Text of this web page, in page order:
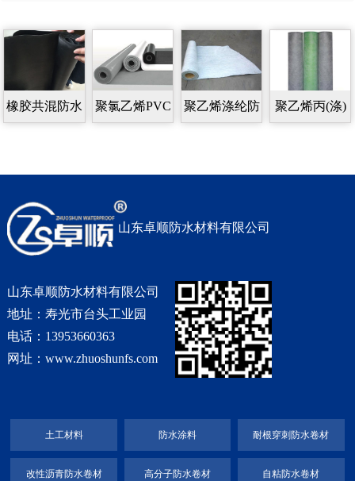
橡胶共混防水
聚氯乙烯PVC
聚乙烯涤纶防
聚乙烯丙(涤)
山东卓顺防水材料有限公司
山东卓顺防水材料有限公司
地址：寿光市台头工业园
电话：13953660363
网址：www.zhuoshunfs.com
土工材料 防水涂料 耐根穿刺防水卷材
改性沥青防水卷材 高分子防水卷材 自粘防水卷材